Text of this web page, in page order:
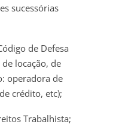
sucessórias
de Defesa
locação, de
operadora de
crédito, etc);
Trabalhista;